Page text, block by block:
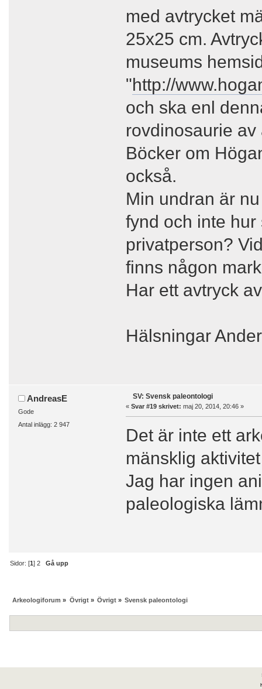
med avtrycket
25x25 cm.
museums
"http://
och ska enl
rovdinosaurie
Böcker om
också.
Min undran är
fynd och inte
privatperson?
finns någon
Har ett avtryck
Hälsningar
AndreasE
Gode
Antal inlägg: 2 947
SV: Svensk paleontologi
« Svar #19 skrivet: maj 20, 2014, 20:46 »
Det är inte ett
mänsklig
Jag har ingen
paleologiska
Sidor: [1]2 Gå upp
Arkeologiforum » Övrigt» Övrigt» Svensk paleontologi